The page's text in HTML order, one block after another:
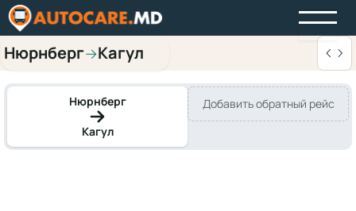
Нюрнберг→Кагул
Нюрнберг
Кагул
Добавить обратный рейс